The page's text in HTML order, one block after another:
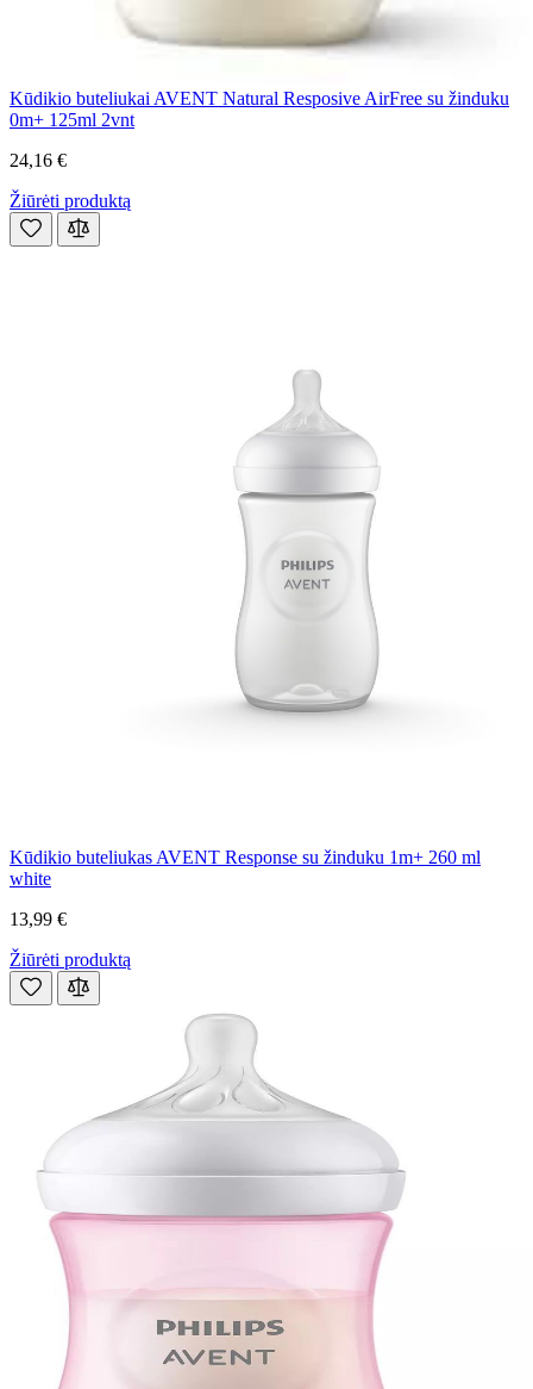
Kūdikio buteliukai AVENT Natural Resposive AirFree su žinduku
0m+ 125ml 2vnt
24,16 €
Žiūrėti produktą
Kūdikio buteliukas AVENT Response su žinduku 1m+ 260 ml
white
13,99 €
Žiūrėti produktą